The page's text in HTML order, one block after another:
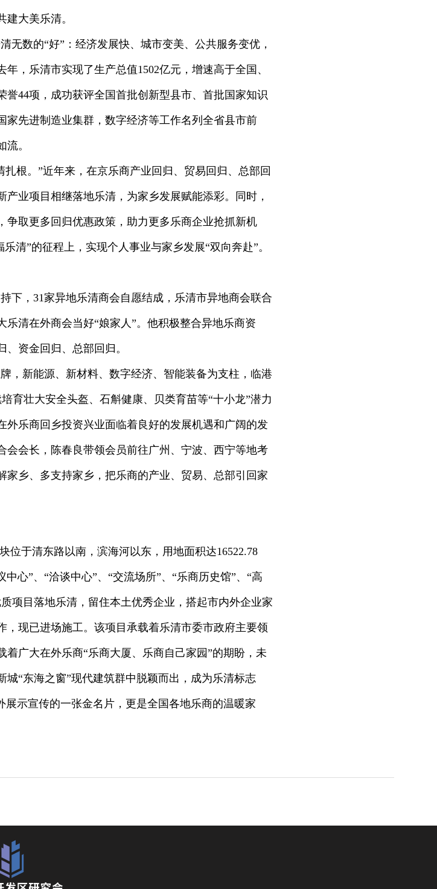
大美乐清。
无数的“好”：经济发展快、城市变美、公共服务变优，
，乐清市实现了生产总值1502亿元，增速高于全国、
44项，成功获评全国首批创新型县市、首批国家知识
家先进制造业集群，数字经济等工作名列全省县市前
。
根。”近年来，在京乐商产业回归、贸易回归、总部回
业项目相继落地乐清，为家乡发展赋能添彩。同时，
争取更多回归优惠政策，助力更多乐商企业抢抓新机
清”的征程上，实现个人事业与家乡发展“双向奔赴”。
下，31家异地乐清商会自愿结成，乐清市异地商会联合
清在外商会当好“娘家人”。他积极整合异地乐商资
资金回归、总部回归。
，新能源、新材料、数字经济、智能装备为支柱，临港
育壮大安全头盔、石斛健康、贝类育苗等“十小龙”潜力
外乐商回乡投资兴业面临着良好的发展机遇和广阔的发
会会长，陈春良带领会员前往广州、宁波、西宁等地考
乡、多支持家乡，把乐商的产业、贸易、总部引回家
位于清东路以南，滨海河以东，用地面积达16522.78
心”、“洽谈中心”、“交流场所”、“乐商历史馆”、“高
项目落地乐清，留住本土优秀企业，搭起市内外企业家
现已进场施工。该项目承载着乐清市委市政府主要领
广大在外乐商“乐商大厦、乐商自己家园”的期盼，未
“东海之窗”现代建筑群中脱颖而出，成为乐清标志
示宣传的一张金名片，更是全国各地乐商的温暖家